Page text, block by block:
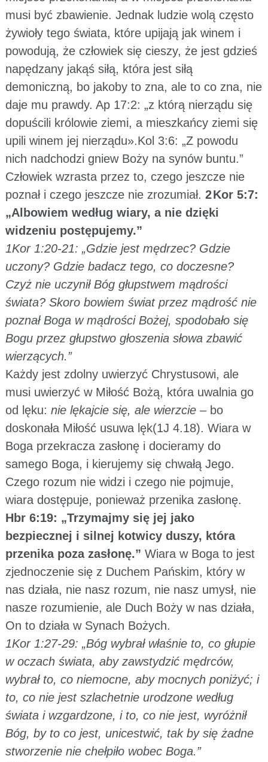
musi być zbawienie. Jednak ludzie wolą często
żywioły tego świata, które upijają jak winem i
powodują, że człowiek się cieszy, że jest gdzieś
napędzany jakąś siłą, która jest siłą
demoniczną, bo jakoby to zna, ale to co zna, nie
daje mu prawdy. Ap 17:2: „z którą nierządu się
dopuścili królowie ziemi, a mieszkańcy ziemi się
upili winem jej nierządu».Kol 3:6: „Z powodu
nich nadchodzi gniew Boży na synów buntu.”
Człowiek wzrasta przez to, czego jeszcze nie
poznał i czego jeszcze nie zrozumiał. 2 Kor 5:7:
„Albowiem według wiary, a nie dzięki
widzeniu postępujemy.”
1Kor 1:20-21: „Gdzie jest mędrzec? Gdzie
uczony? Gdzie badacz tego, co doczesne?
Czyż nie uczynił Bóg głupstwem mądrości
świata? Skoro bowiem świat przez mądrość nie
poznał Boga w mądrości Bożej, spodobało się
Bogu przez głupstwo głoszenia słowa zbawić
wierzących.”
Każdy jest zdolny uwierzyć Chrystusowi, ale
musi uwierzyć w Miłość Bożą, która uwalnia go
od lęku: nie lękajcie się, ale wierzcie– bo
doskonała Miłość usuwa lęk(1J 4.18). Wiara w
Boga przekracza zasłonę i docieramy do
samego Boga, i kierujemy się chwałą Jego.
Czego rozum nie widzi i czego nie pojmuje,
wiara dostępuje, ponieważ przenika zasłonę.
Hbr 6:19: „Trzymajmy się jej jako
bezpiecznej i silnej kotwicy duszy, która
przenika poza zasłonę.” Wiara w Boga to jest
zjednoczenie się z Duchem Pańskim, który w
nas działa, nie nasz rozum, nie nasz umysł, nie
nasze rozumienie, ale Duch Boży w nas działa,
On to działa w Synach Bożych.
1Kor 1:27-29: „Bóg wybrał właśnie to, co głupie
w oczach świata, aby zawstydzić mędrców,
wybrał to, co niemocne, aby mocnych poniżyć; i
to, co nie jest szlachetnie urodzone według
świata i wzgardzone, i to, co nie jest, wyróżnił
Bóg, by to co jest, unicestwić, tak by się żadne
stworzenie nie chełpiło wobec Boga.”